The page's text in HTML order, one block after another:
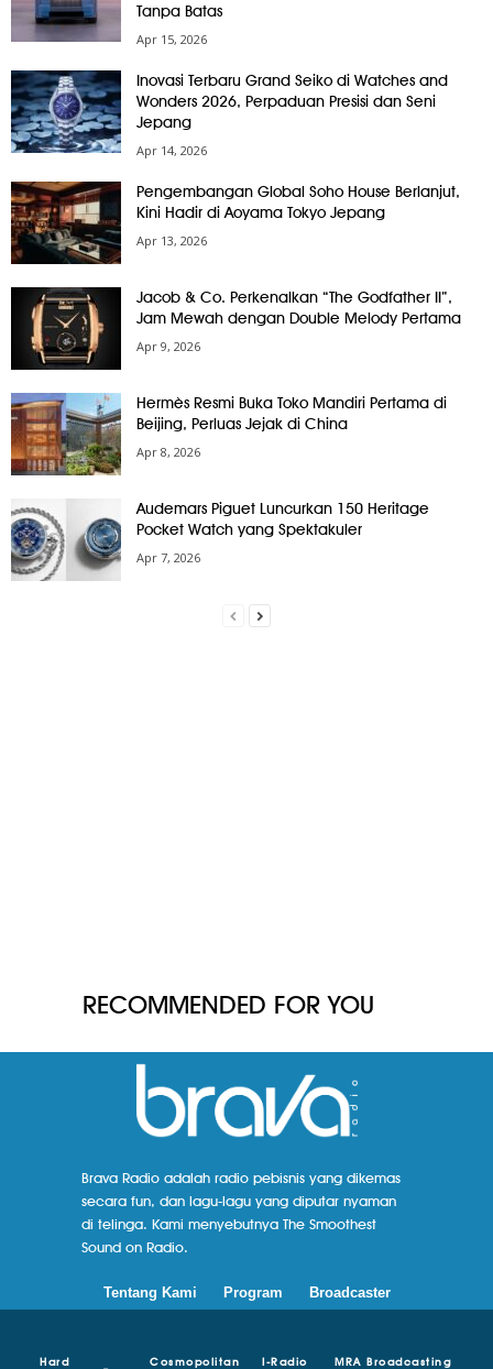
Tanpa Batas
Apr 15, 2026
Inovasi Terbaru Grand Seiko di Watches and
Wonders 2026, Perpaduan Presisi dan Seni
Jepang
Apr 14, 2026
Pengembangan Global Soho House Berlanjut,
Kini Hadir di Aoyama Tokyo Jepang
Apr 13, 2026
Jacob & Co. Perkenalkan “The Godfather II”,
Jam Mewah dengan Double Melody Pertama
Apr 9, 2026
Hermès Resmi Buka Toko Mandiri Pertama di
Beijing, Perluas Jejak di China
Apr 8, 2026
Audemars Piguet Luncurkan 150 Heritage
Pocket Watch yang Spektakuler
Apr 7, 2026
RECOMMENDED FOR YOU
Brava Radio adalah radio pebisnis yang dikemas
secara fun, dan lagu-lagu yang diputar nyaman
di telinga. Kami menyebutnya The Smoothest
Sound on Radio.
Tentang Kami Program Broadcaster
Hard
Cosmopolitan I-Radio MRA Broadcasting